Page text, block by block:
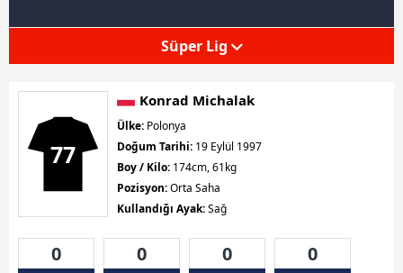
Süper Lig
77
Konrad Michalak
Ülke: Polonya
Doğum Tarihi: 19 Eylül 1997
Boy / Kilo: 174cm, 61kg
Pozisyon:Orta Saha
Kullandığı Ayak:Sağ
0 0 0 0